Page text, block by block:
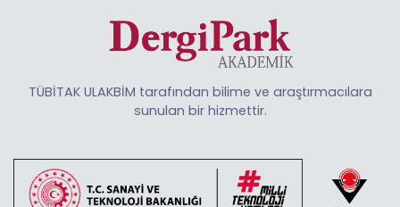
TÜBİTAK ULAKBİM tarafından bilime ve araştırmacılara
sunulan bir hizmettir.